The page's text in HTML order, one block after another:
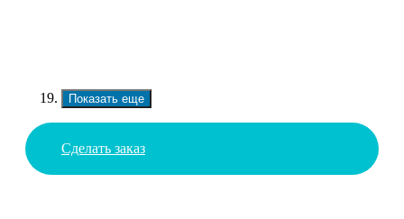
Показать еще
Сделать заказ